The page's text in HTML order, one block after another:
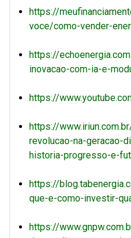
https://
voce/como-vender-
https://
inovacao-com-ia-e-
https://
https://
revolucao-na-geracao-
historia-progresso-e-
https://
que-e-como-investir-
https://